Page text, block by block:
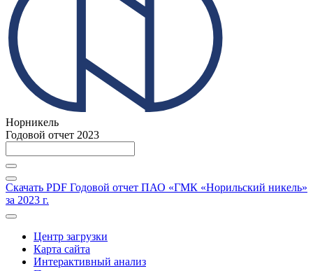
Норникель
Годовой отчет 2023
Скачать PDF Годовой отчет ПАО «ГМК «Норильский никель»
за 2023 г.
Центр загрузки
Карта сайта
Интерактивный анализ